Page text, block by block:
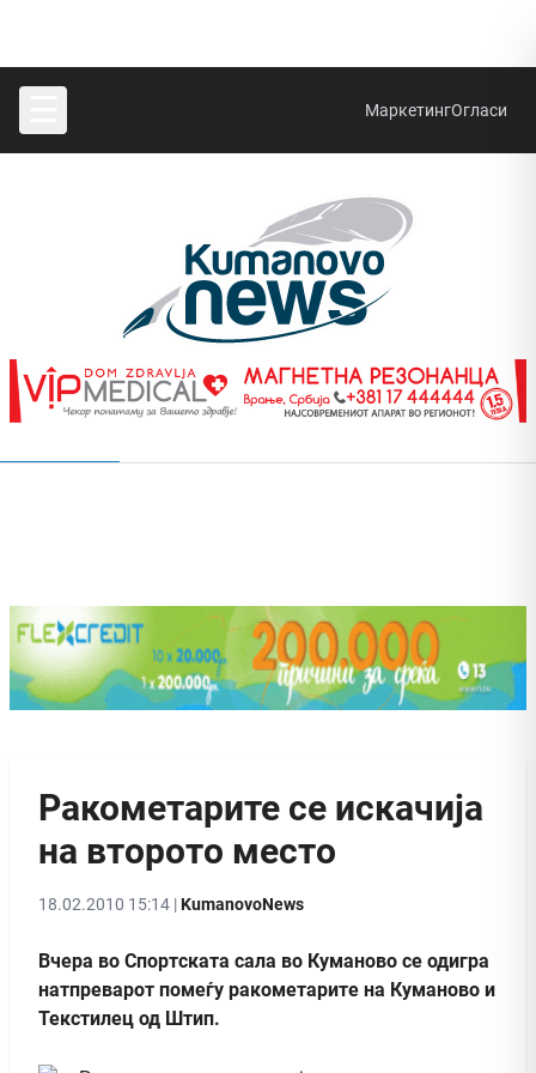
МаркетингОгласи
Ракометарите се искачија
на второто место
18.02.2010 15:14 |KumanovoNews
Вчера во Спортската сала во Куманово се одигра
натпреварот помеѓу ракометарите на Куманово и
Текстилец од Штип.